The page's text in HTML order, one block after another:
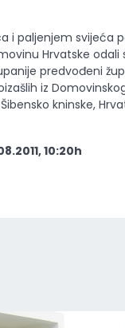
i paljenjem svijeća
Hrvatske odali
predvođeni
iz
kninske,
10:20h